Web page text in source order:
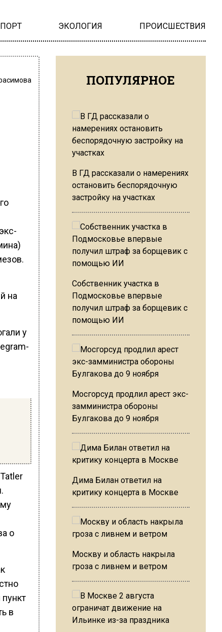
ЭКОЛОГИЯ ПРОИСШЕСТВИЯ
на
у
о
в
ПОПУЛЯРНОЕ
В ГД рассказали о намерениях
остановить беспорядочную
застройку на участках
Собственник участка в
Подмосковье впервые
получил штраф за борщевик с
помощью ИИ
Мосгорсуд продлил арест экс-
замминистра обороны
Булгакова до 9 ноября
Дима Билан ответил на
критику концерта в Москве
Москву и область накрыла
гроза с ливнем и ветром